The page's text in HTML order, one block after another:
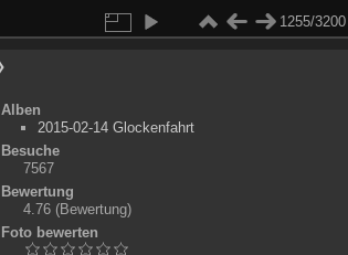
1255/3200
Alben
2015-02-14 Glockenfahrt
Besuche
7567
Bewertung
4.76 (Bewertung)
Foto bewerten